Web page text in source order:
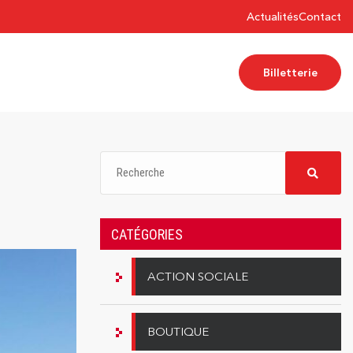
ActualitésContact
Billetterie
CATÉGORIES
ACTION SOCIALE
BOUTIQUE